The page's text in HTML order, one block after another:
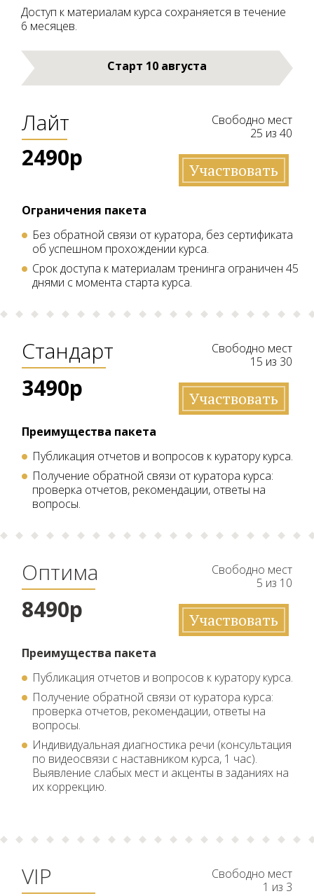
Доступ к материалам курса сохраняется в течение
6 месяцев.
Старт 10 августа
Лайт
2490р
Свободно мест
25 из 40
Участвовать
Ограничения пакета
Без обратной связи от куратора, без сертификата
об успешном прохождении курса.
Срок доступа к материалам тренинга ограничен 45
днями с момента старта курса.
Стандарт
3490р
Свободно мест
15 из 30
Участвовать
Преимущества пакета
Публикация отчетов и вопросов к куратору курса.
Получение обратной связи от куратора курса:
проверка отчетов, рекомендации, ответы на
вопросы.
Оптима
8490р
Свободно мест
5 из 10
Участвовать
Преимущества пакета
Публикация отчетов и вопросов к куратору курса.
Получение обратной связи от куратора курса:
проверка отчетов, рекомендации, ответы на
вопросы.
Индивидуальная диагностика речи (консультация
по видеосвязи с наставником курса, 1 час).
Выявление слабых мест и акценты в заданиях на
их коррекцию.
VIP
Свободно мест
1 из 3